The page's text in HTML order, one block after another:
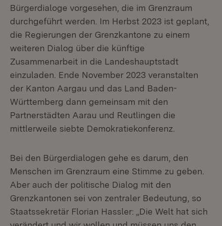
Bürgerdialoge vorgesehen, die im Grenzraum
durchgeführt werden. Im Herbst 2023 ist geplant,
die Regierungen der Grenzkantone zu einem
weiteren Dialog über die künftige
Zusammenarbeit in die Landeshauptstadt
einzuladen. Ende November 2023 veranstalten
der Kanton Aargau und das Land Baden-
Württemberg dann gemeinsam mit den
Partnerstädten Aarau und Reutlingen die
mittlerweile siebte Demokratiekonferenz.
Bei den Bürgerdialogen gehe es darum, den
Menschen im Grenzraum eine Stimme zu geben.
Aber auch der politische Dialog mit den
Grenzkantonen sei von zentraler Bedeutung, so
Staatssekretär Florian Hassler: „Die Welt hat sich